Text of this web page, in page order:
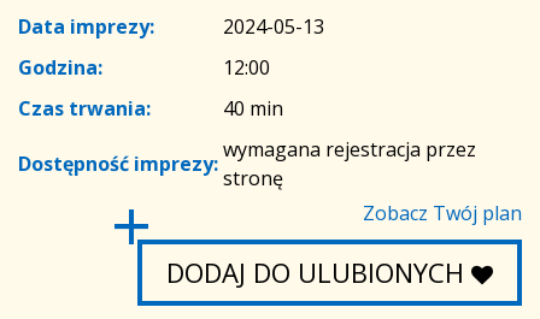
Data imprezy:
2024-05-13
Godzina:
12:00
Czas trwania:
40 min
Dostępność imprezy:
wymagana rejestracja przez
stronę
Zobacz Twój plan
DODAJ DO ULUBIONYCH